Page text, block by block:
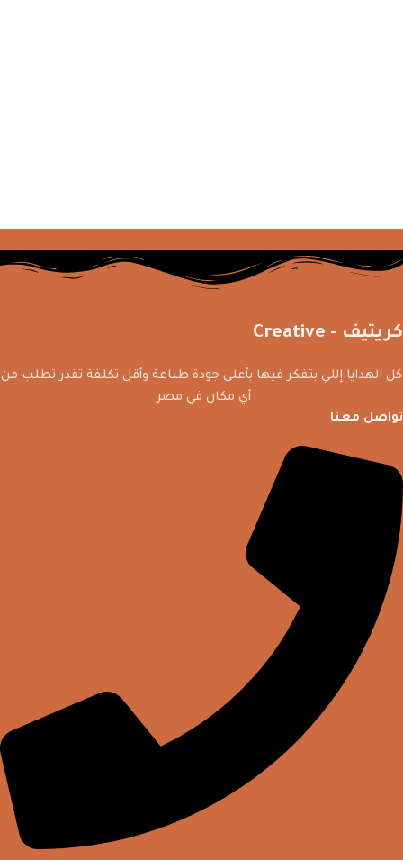
كريتيف - Creative
كل الهدايا إللي بتفكر فيها بأعلى جودة طباعة وأقل تكلفة تقدر تطلب من
أي مكان في مصر
تواصل معنا